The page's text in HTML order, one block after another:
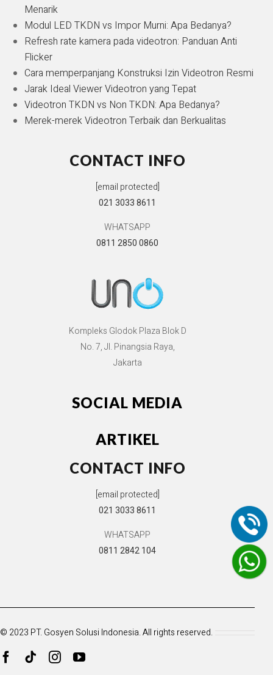
Menarik
Modul LED TKDN vs Impor Murni: Apa Bedanya?
Refresh rate kamera pada videotron: Panduan Anti
Flicker
Cara memperpanjang Konstruksi Izin Videotron Resmi
Jarak Ideal Viewer Videotron yang Tepat
Videotron TKDN vs Non TKDN: Apa Bedanya?
Merek-merek Videotron Terbaik dan Berkualitas
CONTACT INFO
[email protected]
021 3033 8611
WHATSAPP
0811 2850 0860
Kompleks Glodok Plaza Blok D
No. 7, Jl. Pinangsia Raya,
Jakarta
SOCIAL MEDIA
ARTIKEL
CONTACT INFO
[email protected]
021 3033 8611
WHATSAPP
0811 2842 104
© 2023 PT. Gosyen Solusi Indonesia. All rights reserved.